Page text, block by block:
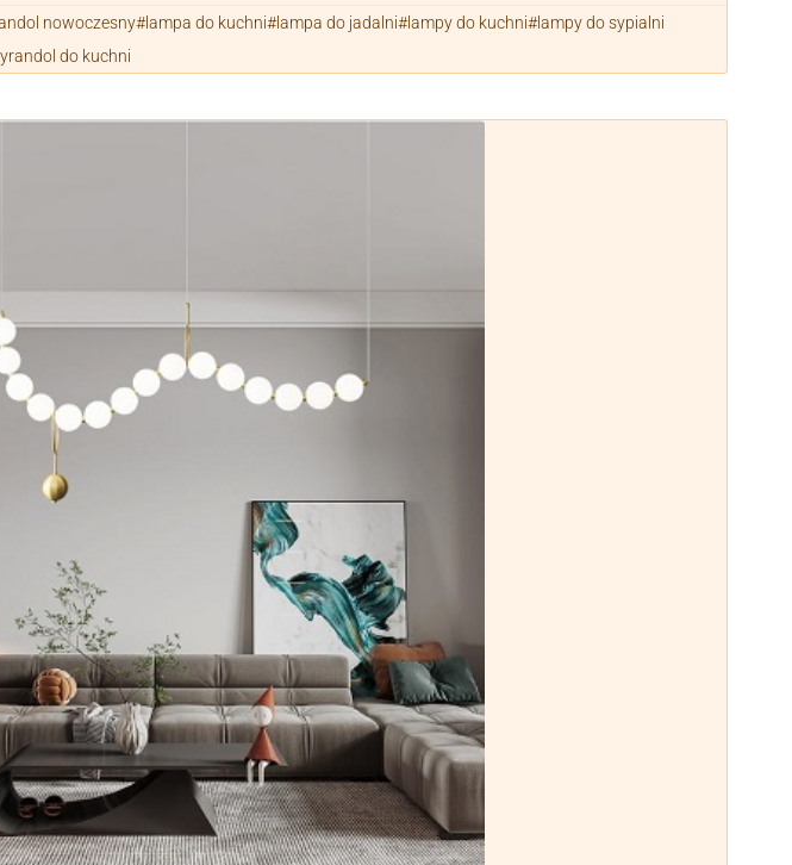
nowoczesny lampa do kuchni lampa do jadalni lampy do kuchni lampy do sypialni
do kuchni